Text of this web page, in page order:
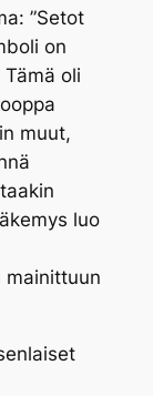
”Setot
on
oli
muut,
luo
mainittuun